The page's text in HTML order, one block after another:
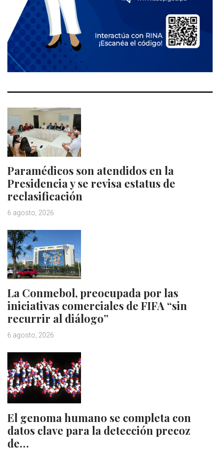
Paramédicos son atendidos en la
Presidencia y se revisa estatus de
reclasificación
6 agosto, 2026
La Conmebol, preocupada por las
iniciativas comerciales de FIFA “sin
recurrir al diálogo”
6 agosto, 2026
El genoma humano se completa con
datos clave para la detección precoz
de…